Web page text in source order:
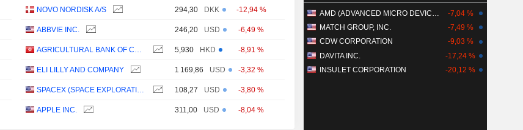
NOVO NORDISK A/S 294,30 DKK -12,94 %
ABBVIE INC. 246,20 USD -6,49 %
5,930 HKD -8,91 %
ELI LILLY AND COMPANY 1 169,86 USD -3,32 %
SPACEX (SPACE EXPLORATION TECHNOLOGIES) 108,27 USD -3,80 %
APPLE INC. 311,00 USD -8,04 %
AMD (ADVANCED MICRO DEVICES)
-7,04 %
MATCH GROUP, INC.
-7,49 %
CDW CORPORATION
-9,03 %
DAVITA INC.
-17,24 %
INSULET CORPORATION
-20,12 %